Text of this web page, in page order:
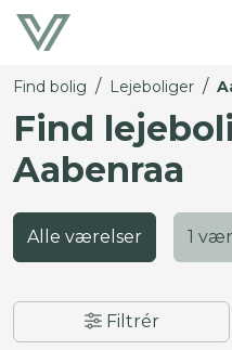
Find bolig / Lejeboliger /
Find
Aabenraa
Alle værelser 1
Filtrér